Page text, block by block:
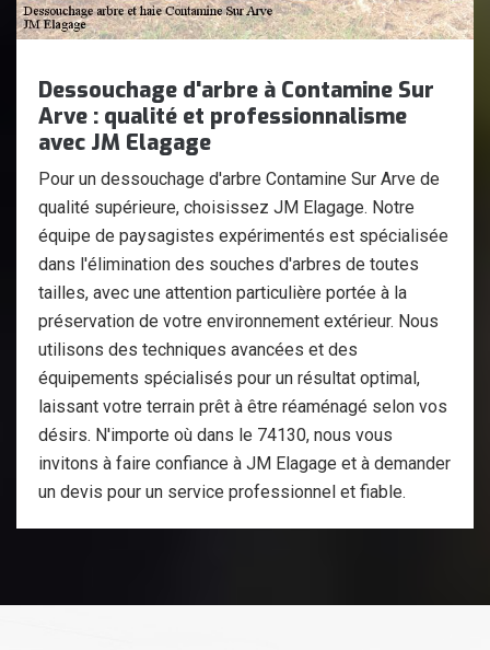
Dessouchage d'arbre à Contamine Sur
Arve : qualité et professionnalisme
avec JM Elagage
Pour un dessouchage d'arbre Contamine Sur Arve de
qualité supérieure, choisissez JM Elagage. Notre
équipe de paysagistes expérimentés est spécialisée
dans l'élimination des souches d'arbres de toutes
tailles, avec une attention particulière portée à la
préservation de votre environnement extérieur. Nous
utilisons des techniques avancées et des
équipements spécialisés pour un résultat optimal,
laissant votre terrain prêt à être réaménagé selon vos
désirs. N'importe où dans le 74130, nous vous
invitons à faire confiance à JM Elagage et à demander
un devis pour un service professionnel et fiable.